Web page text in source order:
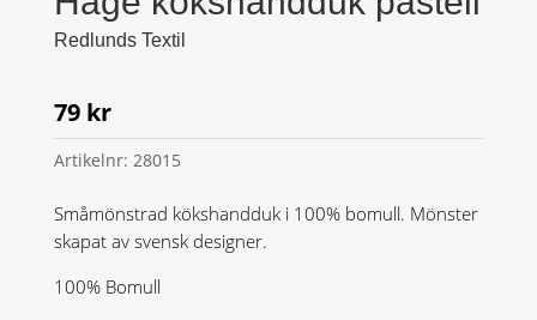
Redlunds Textil
79 kr
Artikelnr: 28015
Småmönstrad kökshandduk i 100% bomull. Mönster
skapat av svensk designer.
100% Bomull